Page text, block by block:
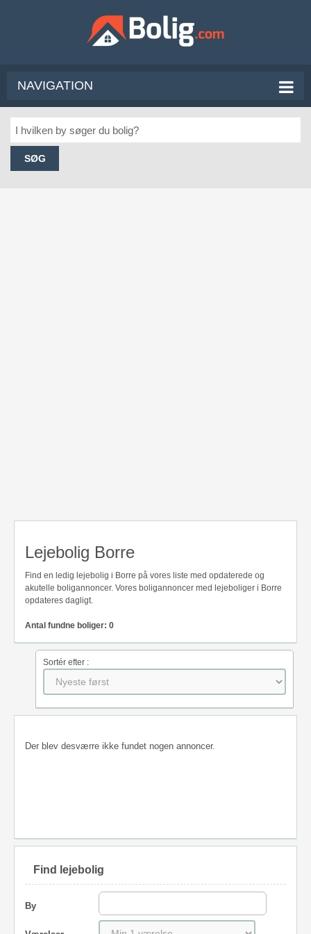
NAVIGATION
SØG
Lejebolig Borre
Find en ledig lejebolig i Borre på vores liste med opdaterede og
akutelle boligannoncer. Vores boligannoncer med lejeboliger i Borre
opdateres dagligt.
Antal fundne boliger: 0
Sortér efter :
Der blev desværre ikke fundet nogen annoncer.
Find lejebolig
By